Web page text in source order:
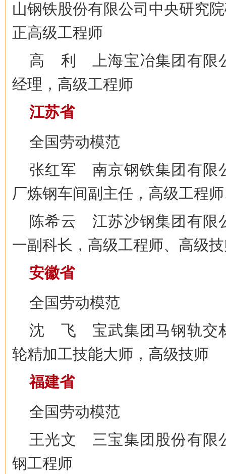
山钢铁股份有限公司中央研究
正高级工程师
高 利 上海宝冶集团有限
经理，高级工程师
江苏省
全国劳动模范
张红军 南京钢铁集团有限
厂炼钢车间副主任，高级工程
陈希云 江苏沙钢集团有限
一副科长，高级工程师、高级
安徽省
全国劳动模范
沈 飞 宝武集团马钢轨交
轮精加工技能大师，高级技师
福建省
全国劳动模范
王光文 三宝集团股份有限
钢工程师